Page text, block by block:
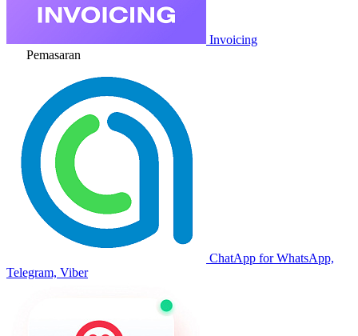
Invoicing
Pemasaran
ChatApp for WhatsApp,
Telegram, Viber